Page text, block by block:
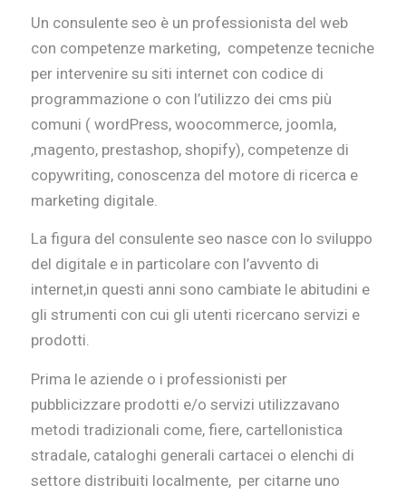
Un consulente seo è un professionista del web
con competenze marketing, competenze tecniche
per intervenire su siti internet con codice di
programmazione o con l’utilizzo dei cms più
comuni ( wordPress, woocommerce, joomla,
,magento, prestashop, shopify), competenze di
copywriting, conoscenza del motore di ricerca e
marketing digitale.
La figura del consulente seo nasce con lo sviluppo
del digitale e in particolare con l’avvento di
internet,in questi anni sono cambiate le abitudini e
gli strumenti con cui gli utenti ricercano servizi e
prodotti.
Prima le aziende o i professionisti per
pubblicizzare prodotti e/o servizi utilizzavano
metodi tradizionali come, fiere, cartellonistica
stradale, cataloghi generali cartacei o elenchi di
settore distribuiti localmente, per citarne uno